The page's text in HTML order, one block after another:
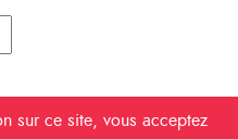
sur ce site, vous acceptez